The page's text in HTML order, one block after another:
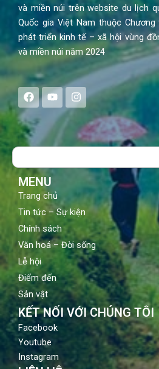
và miền núi trên website du lịch
Quốc gia Việt Nam thuộc
phát triển kinh tế – xã hội vùng
và miền núi năm 2024
F
a
c
e
b
o
Y
o
u
t
u
b
I
n
s
a
g
Search
MENU
Trang chủ
Tin tức – Sự kiện
Chính sách
Văn hoá – Đời sống
Lễ hội
Điểm đến
Sản vật
KẾT NỐI VỚI CHÚNG TÔI
Facebook
Youtube
Instagram